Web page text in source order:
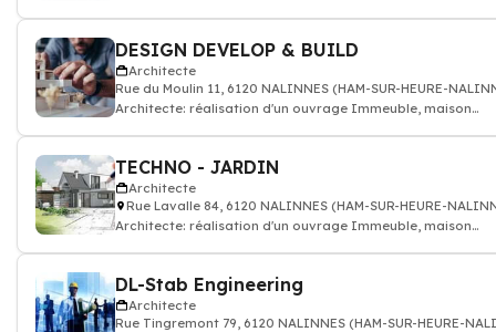
DESIGN DEVELOP & BUILD
Architecte
Rue du Moulin 11, 6120 NALINNES (HAM-SUR-HEURE-
Architecte: réalisation d'un ouvrage Immeuble, maison
TECHNO - JARDIN
Architecte
Rue Lavalle 84, 6120 NALINNES (HAM-SUR-HEURE-
Architecte: réalisation d'un ouvrage Immeuble, maison
DL-Stab Engineering
Architecte
Rue Tingremont 79, 6120 NALINNES (HAM-SUR-HEURE-